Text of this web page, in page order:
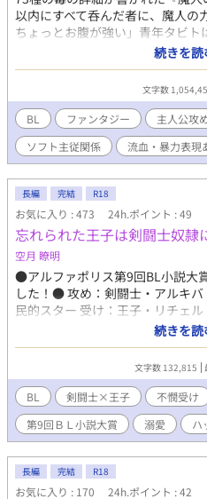
ソドムの街で一番の奴隷調教師。
格。
以内にすべて呑んだ者に、魔人
ちょっとお腹が強い」青年タビ
の「名目上の奴隷」となり、真偽
ていく。しかしイリスは隙あら
には何か秘密がありそうだし…
国、アーロット神聖王国で繰り
色肌・野生系男子の年下主人公攻
年上っぽい受け。 ※恋愛も物語も
白してチューするまで20万字、初
す。 ※R18描写・暴力・流血表現
注意ください。
続きを読
文字数
BL ファンタジー 主人公攻
ソフト主従関係
流血・暴力表現
長編 完結 R18
お気に入り : 473 24h.ポイント : 49
忘れられた王子は剣闘士奴隷
空月 瞭明
●アルファポリス第9回BL小説大
した！● 攻め：剣闘士・アルキ
民的スター 受け：王子・リチェ
心に闇を抱える 心に闇を抱える
われる話 ＜あらすじ＞ 誇り高
闘士団の投資主である覆面の男
隷として扱っていることを知り
ルキバを所望していると聞いて激
と！」 アルキバは怒り心頭でサ
サイルの意外な正体を知る。
続きを読
文字数 132,815
BL 剣闘士×王子 不憫受け
第9回ＢＬ小説大賞
溺愛 ハ
長編 完結 R18
お気に入り : 170 24h.ポイント : 42